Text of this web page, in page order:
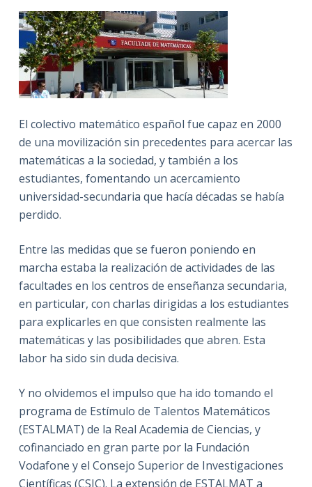
El colectivo matemático español fue capaz en 2000
de una movilización sin precedentes para acercar las
matemáticas a la sociedad, y también a los
estudiantes, fomentando un acercamiento
universidad-secundaria que hacía décadas se había
perdido.
Entre las medidas que se fueron poniendo en
marcha estaba la realización de actividades de las
facultades en los centros de enseñanza secundaria,
en particular, con charlas dirigidas a los estudiantes
para explicarles en que consisten realmente las
matemáticas y las posibilidades que abren. Esta
labor ha sido sin duda decisiva.
Y no olvidemos el impulso que ha ido tomando el
programa de Estímulo de Talentos Matemáticos
(ESTALMAT) de la Real Academia de Ciencias, y
cofinanciado en gran parte por la Fundación
Vodafone y el Consejo Superior de Investigaciones
Científicas (CSIC). La extensión de ESTALMAT a